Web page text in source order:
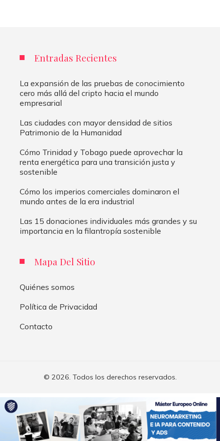
Entradas Recientes
La expansión de las pruebas de conocimiento
cero más allá del cripto hacia el mundo
empresarial
Las ciudades con mayor densidad de sitios
Patrimonio de la Humanidad
Cómo Trinidad y Tobago puede aprovechar la
renta energética para una transición justa y
sostenible
Cómo los imperios comerciales dominaron el
mundo antes de la era industrial
Las 15 donaciones individuales más grandes y su
importancia en la filantropía sostenible
Mapa Del Sitio
Quiénes somos
Política de Privacidad
Contacto
© 2026. Todos los derechos reservados.